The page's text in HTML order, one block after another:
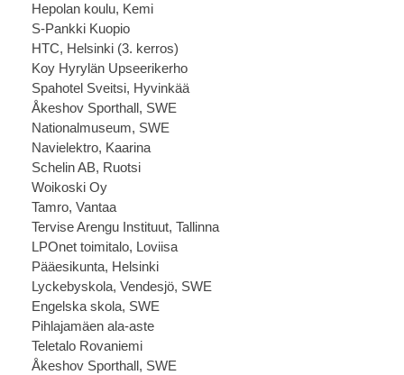
Hepolan koulu, Kemi
S-Pankki Kuopio
HTC, Helsinki (3. kerros)
Koy Hyrylän Upseerikerho
Spahotel Sveitsi, Hyvinkää
Åkeshov Sporthall, SWE
Nationalmuseum, SWE
Navielektro, Kaarina
Schelin AB, Ruotsi
Woikoski Oy
Tamro, Vantaa
Tervise Arengu Instituut, Tallinna
LPOnet toimitalo, Loviisa
Pääesikunta, Helsinki
Lyckebyskola, Vendesjö, SWE
Engelska skola, SWE
Pihlajamäen ala-aste
Teletalo Rovaniemi
Åkeshov Sporthall, SWE